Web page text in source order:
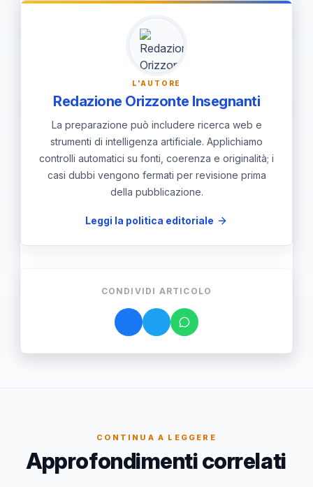
instillare nelle giovani generazioni una
maggiore consapevolezza e
responsabilità riguardo alla gestione
del rischio alluvioni, contribuendo
così a rafforzare la cultura della
prevenzione nel nostro Paese.
L'AUTORE
Redazione Orizzonte Insegnanti
La preparazione può includere ricerca web e
strumenti di intelligenza artificiale. Applichiamo
controlli automatici su fonti, coerenza e originalità; i
casi dubbi vengono fermati per revisione prima
della pubblicazione.
Leggi la politica editoriale
CONDIVIDI ARTICOLO
CONTINUA A LEGGERE
Approfondimenti correlati